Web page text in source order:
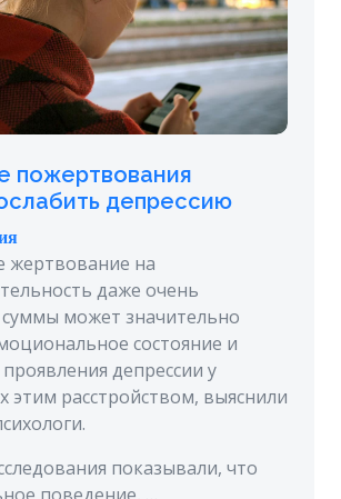
пожертвования
депрессию
жертвование на
даже очень
может значительно
состояние и
депрессии у
этим расстройством, выяснили
показывали, что